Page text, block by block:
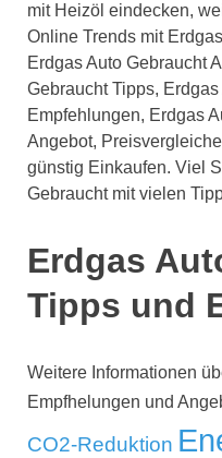
mit Heizöl eindecken,
Online Trends mit
Erdgas Auto Gebraucht
Gebraucht Tipps,
Empfehlungen, Erdgas
Angebot,
günstig Einkaufen. Viel
Gebraucht mit vielen
Erdgas
Tipps und
Weitere Informationen
Empfhelungen und
CO2-Reduktion